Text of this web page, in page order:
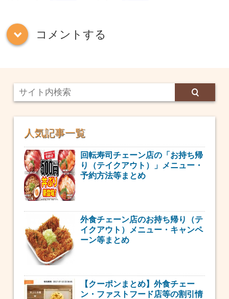
down コメントする
人気記事一覧
回転寿司チェーン店の「お持ち帰
り（テイクアウト）」メニュー・
予約方法等まとめ
外食チェーン店のお持ち帰り（テ
イクアウト）メニュー・キャンペ
ーン等まとめ
【クーポンまとめ】外食チェー
ン・ファストフード店等の割引情